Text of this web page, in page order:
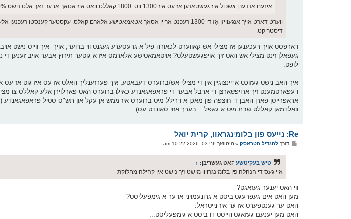
אינעם אנדערן אשכול איז געשטאנען אז עס איז 1300 ווס. 1800 קאללס וואס איז אסאך אבער נאך אלס נישט 90% פון די קאללס
ווערט דארט אויך אנגעוויזן אַז די 1300 רעכנט אריין אסאך אטאמאטישע אלארם קאלס. עקסטער
דיסטריקט.
לופט.
איך האב נישט געזוכט אריינצוגיין אין די מצילי אש/ברוערס דעבאטע, איך פערזענליך האלט אז עס איז גוט
דעפארטמענט זיך ארויפשארצן די ארבל אבער די פראפאגאנדע כאילו ברוערס האט פארלוירן אלע קאללס צו
אראפרייסן פארן האבן די חוצפה פון מאכן א דרילל מיט ברוערס איז ממש אן עקל און תש"ס סטיל פראפאגאנדע
וואלדמאן קאללט שבת מיט א גאפל... בערך אזוי סאונדט עס)
Re: נייעס פון בלומינגראוו, קרית יואל
פדורך להגדיל הטראסק» מיטוואך יוני 03, 2026 10:22 am
טיש בעקיטשע האט געשריבן: ↑
איי געס די הנהלה פין בלומינגרויוו מישט זיך נישט אין קהילה מחלוקת
ווי האט יענער געזאגט?
מען האט אים געפרעגט ביסט א גרונעמויני אדער א גימפעליסט?
האט ער גענטפערט אז ער איז נייטראל.
האט מען יענעם געזאגט הייסט דו ביסט א גימפעליסט...